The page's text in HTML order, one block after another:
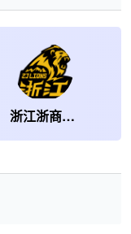
浙江浙商证券